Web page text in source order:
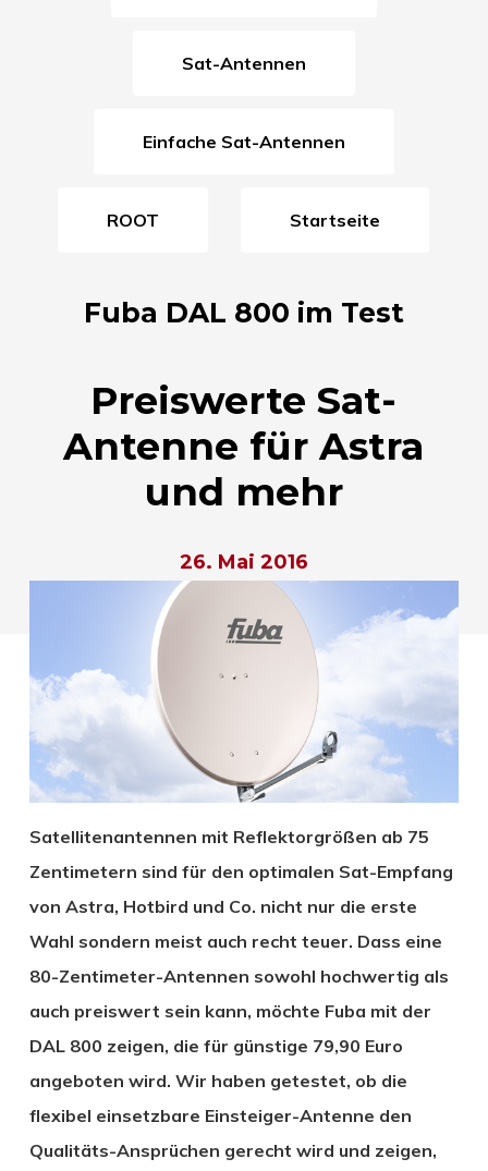
Sat-Antennen
Einfache Sat-Antennen
ROOT Startseite
Fuba DAL 800 im Test
Preiswerte Sat-
Antenne für Astra
und mehr
26. Mai 2016
Satellitenantennen mit Reflektorgrößen ab 75
Zentimetern sind für den optimalen Sat-Empfang
von Astra, Hotbird und Co. nicht nur die erste
Wahl sondern meist auch recht teuer. Dass eine
80-Zentimeter-Antennen sowohl hochwertig als
auch preiswert sein kann, möchte Fuba mit der
DAL 800 zeigen, die für günstige 79,90 Euro
angeboten wird. Wir haben getestet, ob die
flexibel einsetzbare Einsteiger-Antenne den
Qualitäts-Ansprüchen gerecht wird und zeigen,